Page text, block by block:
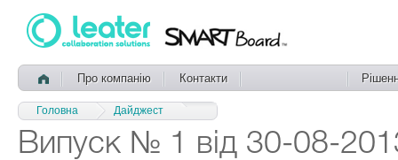
Про компанію Контакти
Головна Дайджест
Випуск № 1 від 30-08-